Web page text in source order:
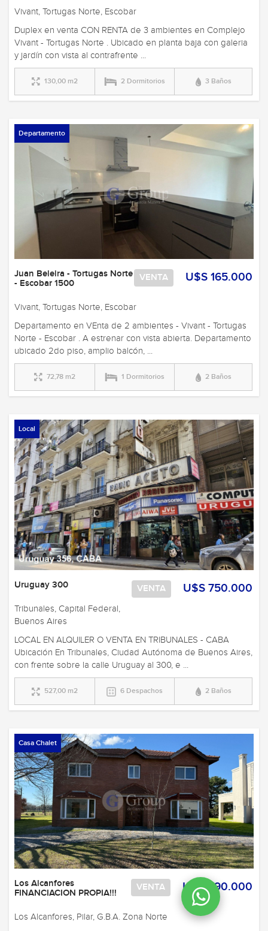
Vivant, Tortugas Norte, Escobar
Duplex en venta CON RENTA de 3 ambientes en Complejo
Vivant - Tortugas Norte . Ubicado en planta baja con galeria
y jardín con vista al contrafrente ...
130,00 m2 2 Dormitorios 3 Baños
Departamento
U$S 165.000
VENTA
Juan Beleira - Tortugas Norte
- Escobar 1500
Vivant, Tortugas Norte, Escobar
Departamento en VEnta de 2 ambientes - Vivant - Tortugas
Norte - Escobar . A estrenar con vista abierta. Departamento
ubicado 2do piso, amplio balcón, ...
72,78 m2 1 Dormitorios 2 Baños
Local
U$S 750.000
VENTA
Uruguay 300
Tribunales, Capital Federal,
Buenos Aires
LOCAL EN ALQUILER O VENTA EN TRIBUNALES - CABA
Ubicación En Tribunales, Ciudad Autónoma de Buenos Aires,
con frente sobre la calle Uruguay al 300, e ...
527,00 m2 6 Despachos 2 Baños
Casa Chalet
U$S 290.000
VENTA
Los Alcanfores
FINANCIACION PROPIA!!!
Los Alcanfores, Pilar, G.B.A. Zona Norte